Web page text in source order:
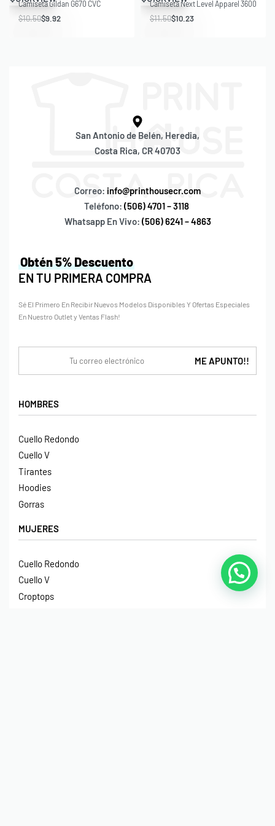
Camiseta Gildan G670 CVC
$10.50$9.92
Camiseta Next Level Apparel 3600
$11.50$10.23
San Antonio de Belén, Heredia,
Costa Rica, CR 40703
Correo: info@printhousecr.com
Teléfono: (506) 4701 – 3118
Whatsapp En Vivo: (506) 6241 – 4863
HOMBRES
Cuello Redondo
Cuello V
Tirantes
Hoodies
Gorras
MUJERES
Cuello Redondo
Cuello V
Croptops
Obtén 5% Descuento
EN TU PRIMERA COMPRA
Sé El Primero En Recibir Nuevos Modelos Disponibles Y Ofertas Especiales
En Nuestro Outlet y Ventas Flash!